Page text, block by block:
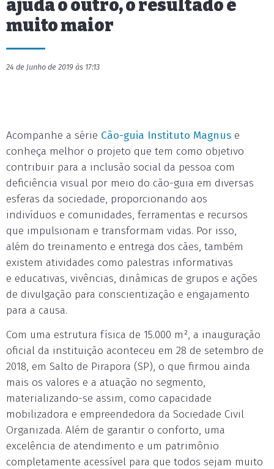
ajuda o outro, o resultado é
muito maior
24 de Junho de 2019 às 17:13
Acompanhe a série Cão-guia Instituto Magnus e
conheça melhor o projeto que tem como objetivo
contribuir para a inclusão social da pessoa com
deficiência visual por meio do cão-guia em diversas
esferas da sociedade, proporcionando aos
indivíduos e comunidades, ferramentas e recursos
que impulsionam e transformam vidas. Por isso,
além do treinamento e entrega dos cães, também
existem atividades como palestras informativas
e educativas, vivências, dinâmicas de grupos e ações
de divulgação para conscientização e engajamento
para a causa.
Com uma estrutura física de 15.000 m², a inauguração
oficial da instituição aconteceu em 28 de setembro de
2018, em Salto de Pirapora (SP), o que firmou ainda
mais os valores e a atuação no segmento,
materializando-se assim, como capacidade
mobilizadora e empreendedora da Sociedade Civil
Organizada. Além de garantir o conforto, uma
excelência de atendimento e um patrimônio
completamente acessível para que todos sejam muito